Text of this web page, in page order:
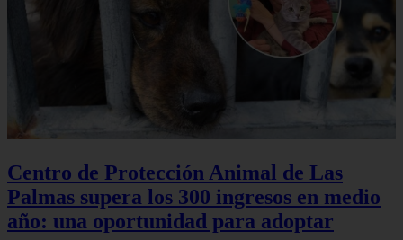
Centro de Protección Animal de Las
Palmas supera los 300 ingresos en medio
año: una oportunidad para adoptar